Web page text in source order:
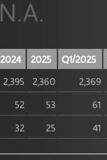
N.A.
2024 2025 Q1/2025
2,395 2,360 2,369
52 53 61
32 25 41